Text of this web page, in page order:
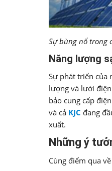
Sự bùng nổ trong
Năng lượng
Sự phát triển của
lượng và lưới
bảo cung cấp
và cả KJC đang
xuất.
Những ý
Cùng điểm qua